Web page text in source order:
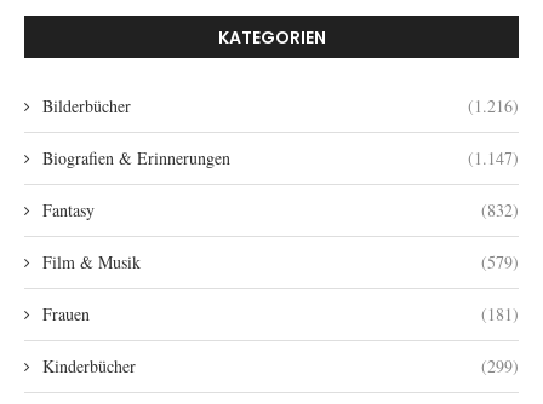
KATEGORIEN
Bilderbücher (1.216)
Biografien & Erinnerungen (1.147)
Fantasy (832)
Film & Musik (579)
Frauen (181)
Kinderbücher (299)